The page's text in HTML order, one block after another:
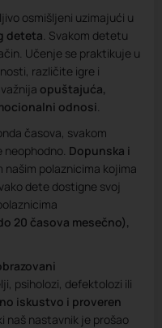
osmišljeni uzimajući u
deteta. Svakom detetu
Učenje se praktikuje u
različite igre i
opuštajuća,
odnosi.
časova, svakom
neophodno. Dopunska i
našim polaznicima kojima
dete dostigne svoj
20 časova mesečno),
psiholozi, defektolozi ili
iskustvo i proveren
naš nastavnik je prošao